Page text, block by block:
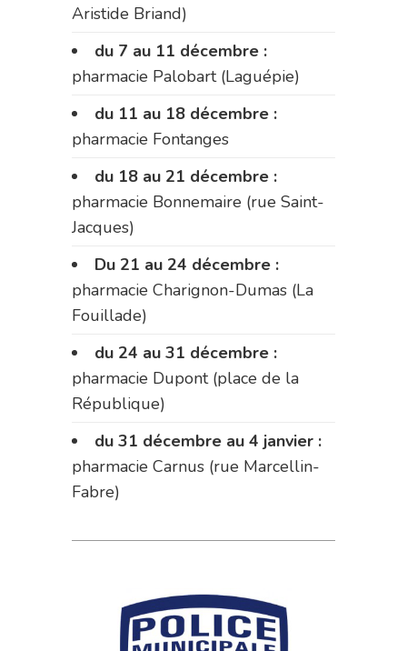
Aristide Briand)
du 7 au 11 décembre :
pharmacie Palobart (Laguépie)
du 11 au 18 décembre :
pharmacie Fontanges
du 18 au 21 décembre :
pharmacie Bonnemaire (rue Saint-
Jacques)
Du 21 au 24 décembre :
pharmacie Charignon-Dumas (La
Fouillade)
du 24 au 31 décembre :
pharmacie Dupont (place de la
République)
du 31 décembre au 4 janvier :
pharmacie Carnus (rue Marcellin-
Fabre)